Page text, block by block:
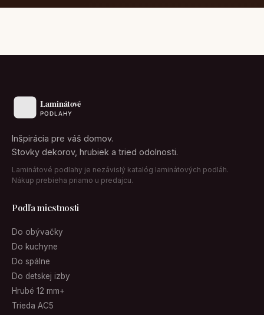
Inšpirácia pre váš domov.
Stovky dekorov, hrubiek a tried odolnosti.
Laminátové podlahy je nezávislý katalóg laminátových podláh.
Nákup prebieha priamo u predajcu.
Podľa miestnosti
Do obývačky
Do kuchyne
Do spálne
Do detskej izby
Hrubé 12 mm+
Trieda AC5